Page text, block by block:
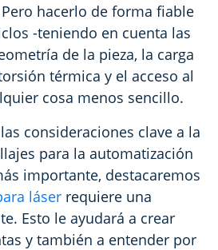
hacerlo de forma fiable
-teniendo en cuenta las
de la pieza, la carga
térmica y el acceso al
cosa menos sencillo.
consideraciones clave a la
para la automatización
importante, destacaremos
láser requiere una
Esto le ayudará a crear
y también a entender por